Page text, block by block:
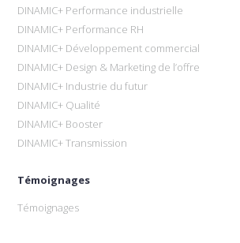
DINAMIC+ Performance industrielle
DINAMIC+ Performance RH
DINAMIC+ Développement commercial
DINAMIC+ Design & Marketing de l’offre
DINAMIC+ Industrie du futur
DINAMIC+ Qualité
DINAMIC+ Booster
DINAMIC+ Transmission
Témoignages
Témoignages